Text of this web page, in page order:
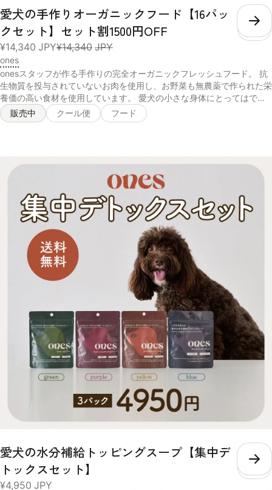
もの）, 本葛粉（無添加）, 天然かつおの中骨パウダー（無添加）, 水:室
戸海洋深層水（硬度0の超軟水）, 消費期限 約3週間※当社の商品は無投
薬肉を使用し、保存料も無添加のため、消費期限が短いことをご理解い
ただき、解凍後は密封容器に移し冷蔵庫に保存し、その日のうちに食べ
きってください。 保存方法 マイナス18度以下で保存 与え方 急に全量
を与えるとお腹がびっくりしてしまうので徐々に慣れさせてからお使い
いただくのをおすすめしてます！● 与え方初日～5日目まずはいつもの
ドッグフードに少量を混ぜてみます。食欲やうんちの様子を見ながら、
半々を目指して加減していきます。※ご注文前に今までのドッグフード
をある程度ご準備ください。6日目～少しずつonesのオーガニックフー
50gスープ50g）は2.5キロくらいのわんちゃんの1食分を目安にお作り
しております。わんちゃんの体質によってごはんの量は個体差が大きく
ございます。毎日のお散歩の量、おやつの有無、痩せさせたい、太らせ
たいなど、体型を今後どうしていきたいかで与える量は大きく変わって
いくので日々愛犬の身体を観察しながら量はご調整くださいませ。 成
分値 100gパック内（季節により食材のもつ水分量によって多少前後し
ますが具材がおよそ50g、スープがおよそ50gとなります）お肉に関し
ましては、無投薬飼育の若鶏のむね肉のみを脂質の多い皮を取り除き、
1パックにつき35グラム使用しております。●チキン【酵素玄米メニュ
ー】エネルギー75タンパク質8.67g脂質0.76g炭水化物8.19g糖質
7.27g【有機さつまいもメニュー】エネルギー87タンパク質8.4g脂質
0.64g炭水化物7.91g糖質6.8g●ポーク【酵素玄米メニュー】エネルギ
ー83.5タンパク質8.53g脂質2.09g炭水化物8.26g糖質7.34g【有機さ
つまいもメニュー】エネルギー86.5タンパク質8.26g脂質1.97g炭水化
物7.98g糖質6.93g
愛犬の手作りオーガニックフード【16パッ
クセット】セット割1500円OFF
¥14,340 JPY¥14,340 JPY
こ
ones
onesスタッフが作る手作りの完全オーガニックフレッシュフード。 抗
生物質を投与されていないお肉を使用し、お野菜も無農薬で作られた栄
養価の高い食材を使用しています。 愛犬の小さな身体にとってはでき
るだけ排除したい、化学的な農薬への配慮、抗生物質などが一切使われ
ていないので安心して与えることができます。 有機発酵玄米は、毎日
で愛犬の食欲をUPさせるので偏食、少食のわんちゃんはトッピングな
どでぜひ、与えてみてください！ 商品名 オーガニックフード 内容量
100g 原材料 【チキン×玄米】とり胸肉（無投薬飼育）, 玄米（有機栽
培米）, 舞茸（有機農産物）, 大根（有機農産物）, 人参（有機農産物）,
小松菜（有機農産物）, 椎茸どんこ（天日乾燥のもの）, 小豆（栽培期
間中農薬・化学肥料不使用）, 本葛粉（無添加）, 天然かつおの中骨パ
ウダー（無添加）, 塩（天然の自然塩）, 水:室戸海洋深層水（硬度0の
超軟水 【チキン×さつまいも】とり胸肉（無投薬飼育）, さつまいも
（有機農産物）, 舞茸（有機農産物）, 大根（有機農産物）, 人参（有機
農産物）, 小松菜（有機農産物）, 椎茸どんこ（天日乾燥のもの）, 本葛
粉（無添加）, 天然かつおの中骨パウダー（無添加）, 水:室戸海洋深層
水（硬度0の超軟水）, 【ポーク×玄米】ぶたもも肉（無薬飼育）, 玄米
（有機栽培米）, 舞茸（有機農産物）, 大根（有機農産物）, 人参（有機
農産物）, 小松菜（有機農産物）, 椎茸どんこ（天日乾燥のもの）, 小豆
（栽培期間中農薬・化学肥料不使用）, 本葛粉（無添加）, 天然かつお
の中骨パウダー（無添加）, 塩（天然の自然塩）, 水:室戸海洋深層水
（硬度0の超軟水） 【ポーク×さつまいも】ぶたもも肉（無薬飼育）,
さつまいも（有機農産物）, 舞茸（有機農産物）, 大根（有機農産物）,
人参（有機農産物）, 小松菜（有機農産物）, 椎茸どんこ（天日乾燥の
もの）, 本葛粉（無添加）, 天然かつおの中骨パウダー（無添加）, 水:室
戸海洋深層水（硬度0の超軟水）, 消費期限 約3週間※当社の商品は無投
薬肉を使用し、保存料も無添加のため、消費期限が短いことをご理解い
を与えるとお腹がびっくりしてしまうので徐々に慣れさせてからお使い
いただくのをおすすめしてます！● 与え方初日～5日目まずはいつもの
ドッグフードに少量を混ぜてみます。食欲やうんちの様子を見ながら、
半々を目指して加減していきます。※ご注文前に今までのドッグフード
販売中 クール便 フード
愛犬の水分補給トッピングスープ【集中デ
トックスセット】
¥4,950 JPY
こ